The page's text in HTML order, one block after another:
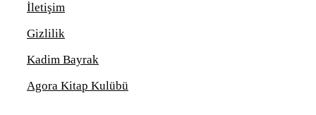
İletişim
Gizlilik
Kadim Bayrak
Agora Kitap Kulübü